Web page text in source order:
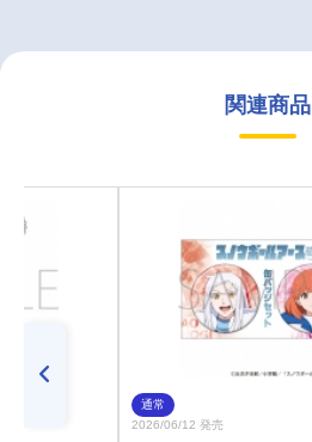
関連商品
通常
2026/06/12 発売